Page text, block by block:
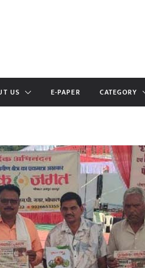
US E-PAPER CATEGORY